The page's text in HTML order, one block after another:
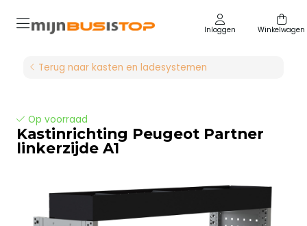
Inloggen Winkelwagen
Terug naar kasten en ladesystemen
Op voorraad
Kastinrichting Peugeot Partner
linkerzijde A1